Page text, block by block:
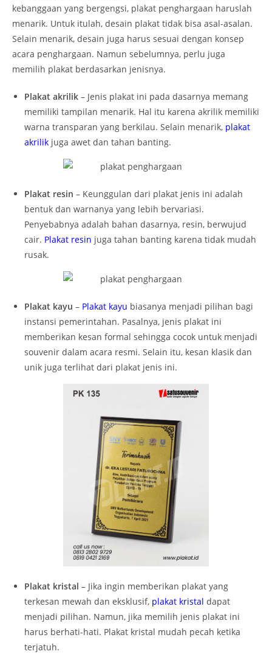
kebanggaan yang bergengsi, plakat penghargaan haruslah
menarik. Untuk itulah, desain plakat tidak bisa asal-asalan.
Selain menarik, desain juga harus sesuai dengan konsep
acara penghargaan. Namun sebelumnya, perlu juga
memilih plakat berdasarkan jenisnya.
Plakat akrilik – Jenis plakat ini pada dasarnya memang
memiliki tampilan menarik. Hal itu karena akrilik memiliki
warna transparan yang berkilau. Selain menarik, plakat
akrilik juga awet dan tahan banting.
Plakat resin – Keunggulan dari plakat jenis ini adalah
bentuk dan warnanya yang lebih bervariasi.
Penyebabnya adalah bahan dasarnya, resin, berwujud
cair. Plakat resin juga tahan banting karena tidak mudah
rusak.
Plakat kayu – Plakat kayu biasanya menjadi pilihan bagi
instansi pemerintahan. Pasalnya, jenis plakat ini
memberikan kesan formal sehingga cocok untuk menjadi
souvenir dalam acara resmi. Selain itu, kesan klasik dan
unik juga terlihat dari plakat jenis ini.
Plakat kristal – Jika ingin memberikan plakat yang
terkesan mewah dan eksklusif, plakat kristal dapat
menjadi pilihan. Namun, jika memilih jenis plakat ini
harus berhati-hati. Plakat kristal mudah pecah ketika
terjatuh.